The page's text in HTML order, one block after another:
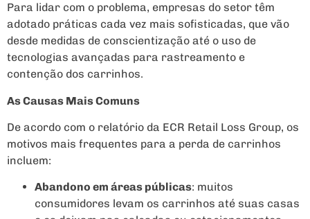
Para lidar com o problema, empresas do setor têm
adotado práticas cada vez mais sofisticadas, que vão
desde medidas de conscientização até o uso de
tecnologias avançadas para rastreamento e
contenção dos carrinhos.
As Causas Mais Comuns
De acordo com o relatório da ECR Retail Loss Group, os
motivos mais frequentes para a perda de carrinhos
incluem:
Abandono em áreas públicas: muitos
consumidores levam os carrinhos até suas casas